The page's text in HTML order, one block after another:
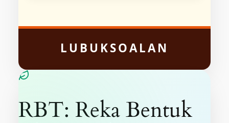
LUBUKSOALAN
RBT: Reka Bentuk